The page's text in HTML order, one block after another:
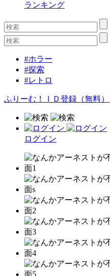
ランキング
#ホラー
#探索
#レトロ
ふりーむ！ＩＤ登録（無料）
ログイン